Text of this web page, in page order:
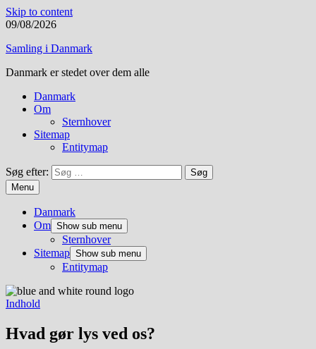
Skip to content
09/08/2026
Samling i Danmark
Danmark er stedet over dem alle
Danmark
Om
Sternhover
Sitemap
Entitymap
Søg efter:
Menu
Danmark
Om Show sub menu
Sternhover
Sitemap Show sub menu
Entitymap
Indhold
Hvad gør lys ved os?